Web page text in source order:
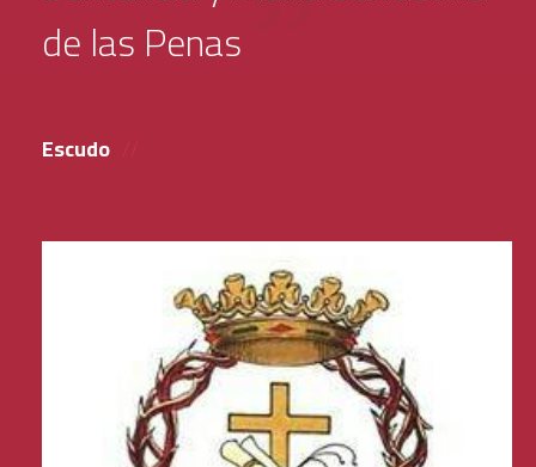
de las Penas
Escudo